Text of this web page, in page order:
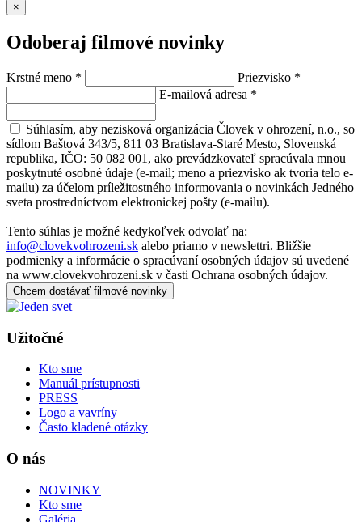
×
Odoberaj filmové novinky
Krstné meno * Priezvisko *
E-mailová adresa *
Súhlasím, aby nezisková organizácia Človek v ohrození, n.o., so
sídlom Baštová 343/5, 811 03 Bratislava-Staré Mesto, Slovenská
republika, IČO: 50 082 001, ako prevádzkovateľ spracúvala mnou
poskytnuté osobné údaje (e-mail; meno a priezvisko ak tvoria telo e-
mailu) za účelom príležitostného informovania o novinkách Jedného
sveta prostredníctvom elektronickej pošty (e-mailu).
Tento súhlas je možné kedykoľvek odvolať na:
info@clovekvohrozeni.sk alebo priamo v newslettri. Bližšie
podmienky a informácie o spracúvaní osobných údajov sú uvedené
na www.clovekvohrozeni.sk v časti Ochrana osobných údajov.
Chcem dostávať filmové novinky
Užitočné
Kto sme
Manuál prístupnosti
PRESS
Logo a vavríny
Často kladené otázky
O nás
NOVINKY
Kto sme
Galéria